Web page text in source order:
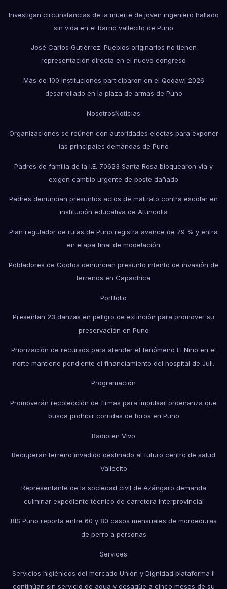
Investigan circunstancias de la muerte de joven ingeniero hallado
sin vida en el barrio vallecito de Puno
José Carlos Gutiérrez: Pueblos originarios no tienen
representación directa en el nuevo congreso
Más de 100 instituciones participaron en el Qoqawi 2026
desarrollado en la plaza de armas de Puno
NosotrosNoticias
Organizaciones se reúnen con autoridades electas para exponer
las principales demandas de Puno
Padres de familia de la I.E. 70623 Santa Rosa bloquearon vía y
exigen cambio urgente de poste dañado
Padres denuncian presuntos actos de maltrato contra escolar en
institución educativa de Atuncolla
Plan regulador de rutas de Puno registra avance de 79 % y entra
en etapa final de modelación
Pobladores de Ccotos denuncian presunto intento de invasión de
terrenos en Capachica
Portfolio
Presentan 23 danzas en peligro de extinción para promover su
preservación en Puno
Priorización de recursos para atender el fenómeno El Niño en el
norte mantiene pendiente el financiamiento del hospital de Juli.
Programación
Promoverán recolección de firmas para impulsar ordenanza que
busca prohibir corridas de toros en Puno
Radio en Vivo
Recuperan terreno invadido destinado al futuro centro de salud
Vallecito
Representante de la sociedad civil de Azángaro demanda
culminar expediente técnico de carretera interprovincial
RIS Puno reporta entre 60 y 80 casos mensuales de mordeduras
de perro a personas
Services
Servicios higiénicos del mercado Unión y Dignidad plataforma II
continúan sin servicio de agua y desagüe a cinco meses de su